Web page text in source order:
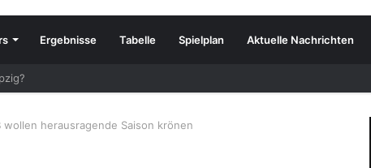
Ergebnisse Tabelle Spielplan Aktuelle Nachrichten
wollen herausragende Saison krönen